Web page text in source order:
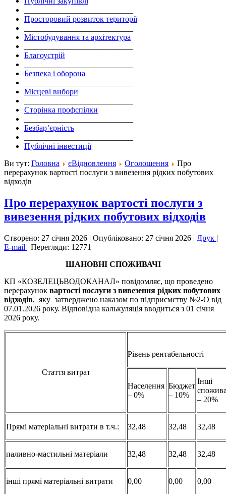
Просторовий розвиток території
Містобудування та архітектура
Благоустрій
Безпека і оборона
Місцеві вибори
Сторінка профспілки
Безбар’єрність
Публічні інвестиції
Ви тут: Головна єВідновлення Оголошення
Про
перерахунок вартості послуги з вивезення рідких побутових
відходів
Про перерахунок вартості послуги з
вивезення рідких побутових відходів
Створено: 27 січня 2026 | Опубліковано: 27 січня 2026 | Друк |
E-mail | Перегляди: 12771
ШАНОВНІ СПОЖИВАЧІ
КП «КОЗЕЛЕЦЬВОДОКАНАЛ» повідомляє, що проведено
перерахунок вартості послуги з вивезення рідких побутових
відходів, яку затверджено наказом по підприємству №2-О від
07.01.2026 року. Відповідна калькуляція вводиться з 01 січня
2026 року.
Стаття витрат
Рівень рентабельності
Населення
– 0%
Бюджет
– 10%
Інші
– 20%
Прямі матеріальні витрати в т.ч.: 32,48 32,48 32,48
паливно-мастильні матеріали 32,48 32,48 32,48
інші прямі матеріальні витрати 0,00 0,00 0,00